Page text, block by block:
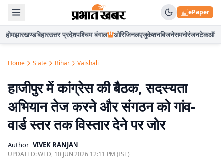
ePaper
होमझारखण्डबिहारउत्तर प्रदेशपश्चिम बंगाल ओरिजिनलएजुकेशनबिजनेसमनोरंजनटेकऑटो
Home State Bihar Vaishali
हाजीपुर में कांग्रेस की बैठक, सदस्यता
अभियान तेज करने और संगठन को गांव-
वार्ड स्तर तक विस्तार देने पर जोर
Author VIVEK RANJAN
UPDATED:WED, 10 JUN 2026 12:11 PM (IST)